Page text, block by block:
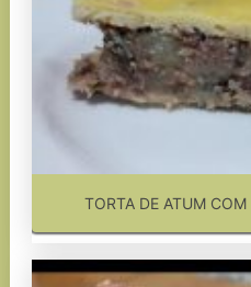
TORTA DE ATUM COM